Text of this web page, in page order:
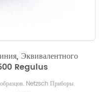
Эквивалентного
Regulus
Netzsch Приборы